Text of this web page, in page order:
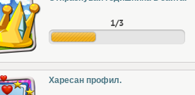
1/3
Харесан профил.